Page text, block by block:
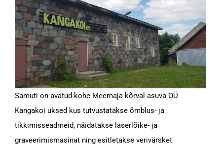
Samuti on avatud kohe Meemaja kõrval asuva OÜ
Kangakoi uksed kus tutvustatakse õmblus- ja
tikkimisseadmeid, näidatakse laserlõike- ja
graveerimismasinat ning esitletakse verivärsket